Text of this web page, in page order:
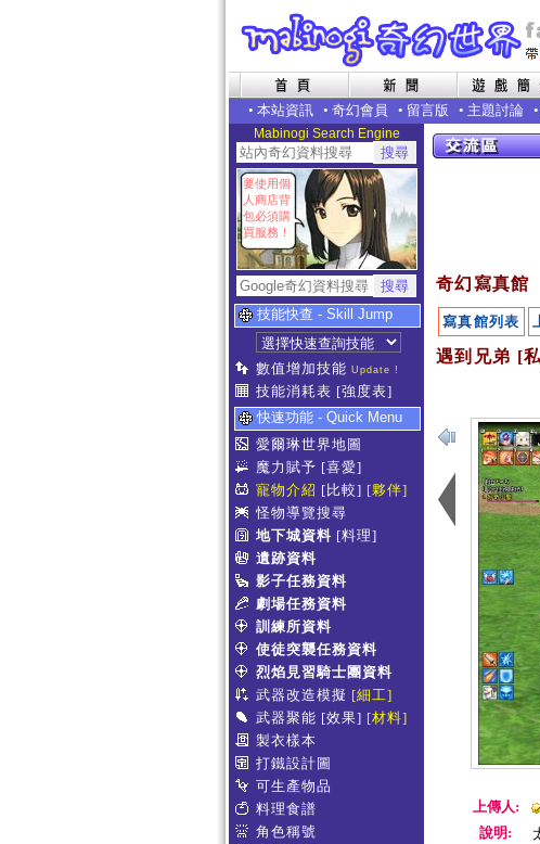
• 本站資訊 • 奇幻會員 • 留言版 • 主題討論 •
Mabinogi Search Engine
要使用個
人商店背
包必須購
買服務！
技能快查 - Skill Jump
數值增加技能 Update !
技能消耗表 [強度表]
快速功能 - Quick Menu
愛爾琳世界地圖
魔力賦予 [喜愛]
寵物介紹 [比較] [夥伴]
怪物導覽搜尋
地下城資料 [料理]
遺跡資料
影子任務資料
劇場任務資料
訓練所資料
使徒突襲任務資料
烈焰見習騎士團資料
武器改造模擬 [細工]
武器聚能 [效果] [材料]
製衣樣本
打鐵設計圖
可生產物品
料理食譜
角色稱號
奇幻寫真館
寫真館列表
遇到兄弟 [
上傳人:
說明: